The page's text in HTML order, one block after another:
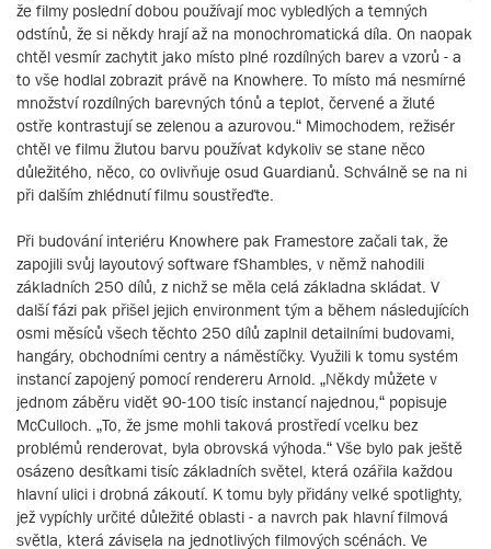
že filmy poslední dobou používají moc vybledlých a temných
odstínů, že si někdy hrají až na monochromatická díla. On naopak
chtěl vesmír zachytit jako místo plné rozdílných barev a vzorů - a
to vše hodlal zobrazit právě na Knowhere. To místo má nesmírné
množství rozdílných barevných tónů a teplot, červené a žluté
ostře kontrastují se zelenou a azurovou.“ Mimochodem, režisér
chtěl ve filmu žlutou barvu používat kdykoliv se stane něco
důležitého, něco, co ovlivňuje osud Guardianů. Schválně se na ni
při dalším zhlédnutí filmu soustřeďte.
Při budování interiéru Knowhere pak Framestore začali tak, že
zapojili svůj layoutový software fShambles, v němž nahodili
základních 250 dílů, z nichž se měla celá základna skládat. V
další fázi pak přišel jejich environment tým a během následujících
osmi měsíců všech těchto 250 dílů zaplnil detailními budovami,
hangáry, obchodními centry a náměstíčky. Využili k tomu systém
instancí zapojený pomocí rendereru Arnold. „Někdy můžete v
jednom záběru vidět 90-100 tisíc instancí najednou,“ popisuje
McCulloch. „To, že jsme mohli taková prostředí vcelku bez
problémů renderovat, byla obrovská výhoda.“ Vše bylo pak ještě
osázeno desítkami tisíc základních světel, která ozářila každou
hlavní ulici i drobná zákoutí. K tomu byly přidány velké spotlighty,
jež vypíchly určité důležité oblasti - a navrch pak hlavní filmová
světla, která závisela na jednotlivých filmových scénách. Ve